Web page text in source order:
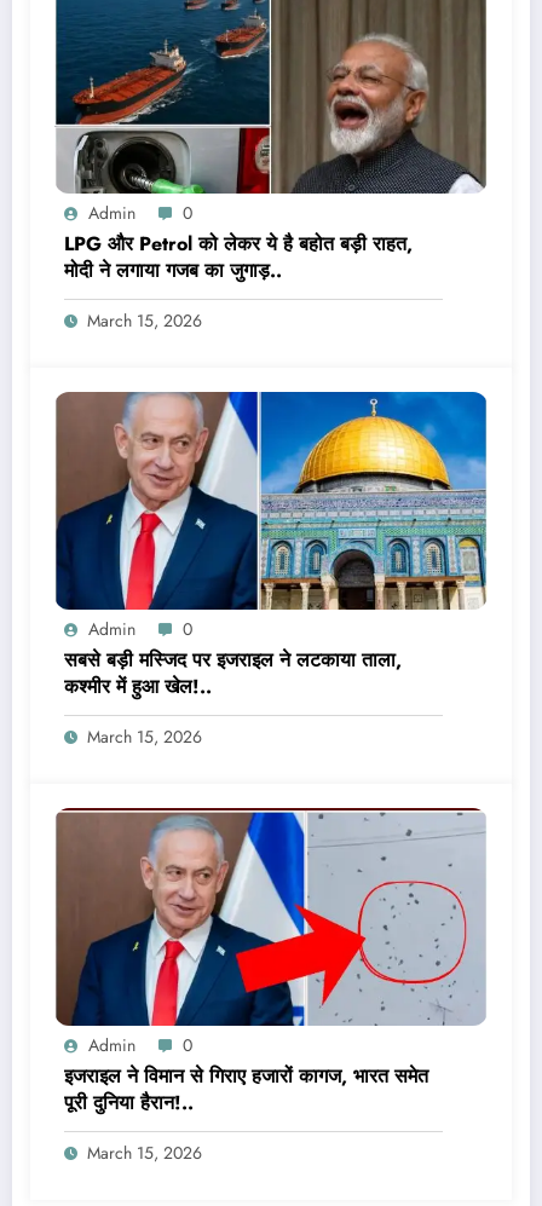
Admin 0
LPG और Petrol को लेकर ये है बहोत बड़ी राहत,
मोदी ने लगाया गजब का जुगाड़..
March 15, 2026
Admin 0
सबसे बड़ी मस्जिद पर इजराइल ने लटकाया ताला,
कश्मीर में हुआ खेल!..
March 15, 2026
Admin 0
इजराइल ने विमान से गिराए हजारों कागज, भारत समेत
पूरी दुनिया हैरान!..
March 15, 2026